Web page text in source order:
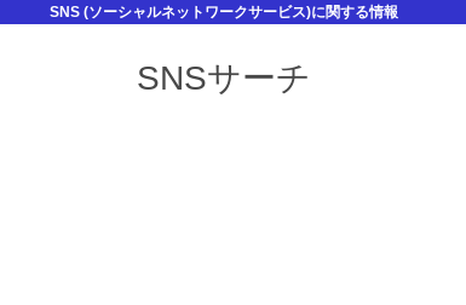
SNS (ソーシャルネットワークサービス)に関する情報
SNSサーチ